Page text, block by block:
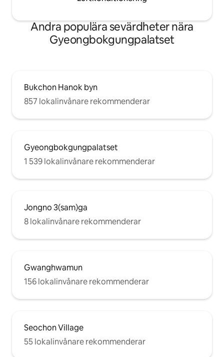
Andra populära sevärdheter nära
Gyeongbokgungpalatset
Bukchon Hanok byn
857 lokalinvånare rekommenderar
Gyeongbokgungpalatset
1 539 lokalinvånare rekommenderar
Jongno 3(sam)ga
8 lokalinvånare rekommenderar
Gwanghwamun
156 lokalinvånare rekommenderar
Seochon Village
55 lokalinvånare rekommenderar